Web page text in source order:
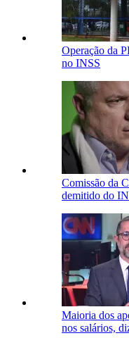
Operação da
no INSS
Comissão da
demitido do
Maioria dos
nos salários,